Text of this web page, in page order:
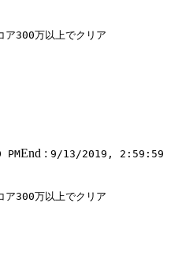
ア300万以上でクリア
End : 9/13/2019, 2:59:59
ア300万以上でクリア